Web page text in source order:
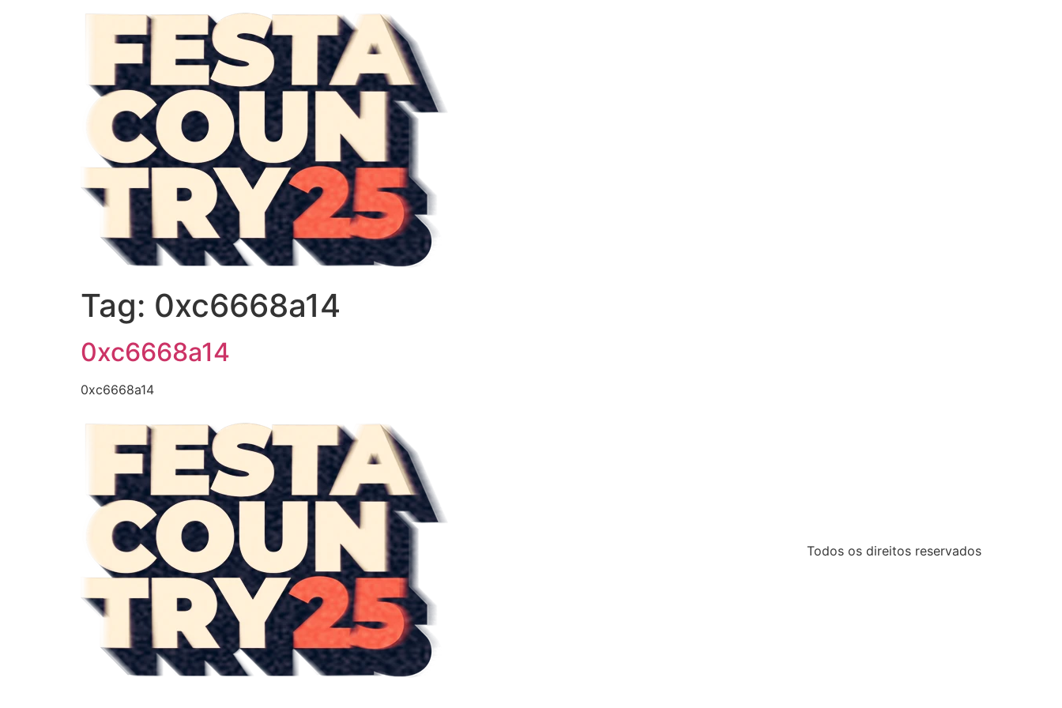
Tag: 0xc6668a14
0xc6668a14
0xc6668a14
Todos os direitos reservados